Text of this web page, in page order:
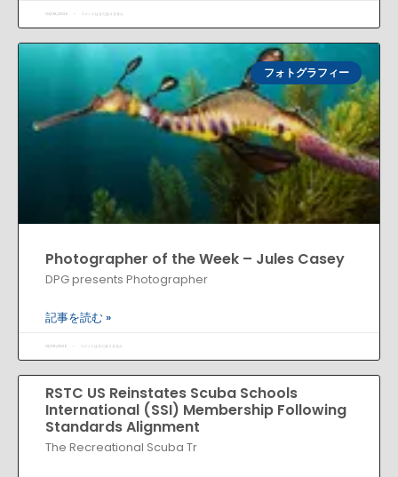
03/08/2026 コメントはまだありません
フォトグラフィー
Photographer of the Week – Jules Casey
DPG presents Photographer
記事を読む »
01/08/2026 コメントはまだありません
RSTC US Reinstates Scuba Schools
International (SSI) Membership Following
Standards Alignment
The Recreational Scuba Tr